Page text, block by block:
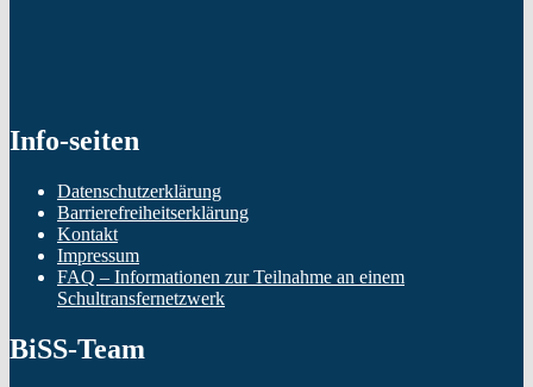
Info-seiten
Datenschutzerklärung
Barrierefreiheitserklärung
Kontakt
Impressum
FAQ – Informationen zur Teilnahme an einem
Schultransfernetzwerk
BiSS-Team